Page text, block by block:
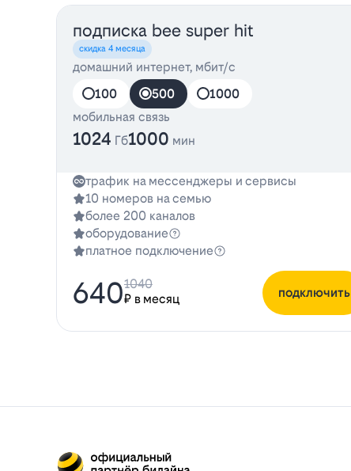
подписка bee super hit
скидка 4 месяца
домашний интернет, мбит/с
100
500
1000
мобильная связь
1024 Гб1000 мин
трафик на мессенджеры и сервисы
10 номеров на семью
более 200 каналов
оборудование
платное подключение
640₽ в месяц
1040
подключить